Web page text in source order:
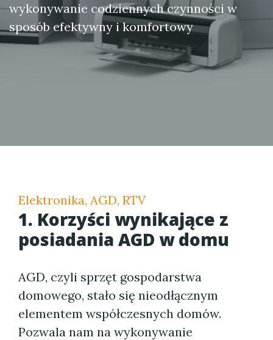
wykonywanie codziennych czynności w
sposób efektywny i komfortowy
Elektronika, AGD, RTV
1. Korzyści wynikające z
posiadania AGD w domu
AGD, czyli sprzęt gospodarstwa
domowego, stało się nieodłącznym
elementem współczesnych domów.
Pozwala nam na wykonywanie